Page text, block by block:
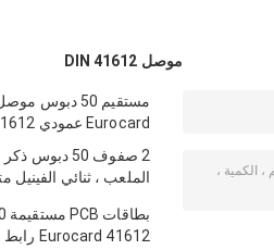
موصل DIN 41612
مستقيم 50
Eurocard عمودي DIN41612
Eurocard 41612 رابط الذكور